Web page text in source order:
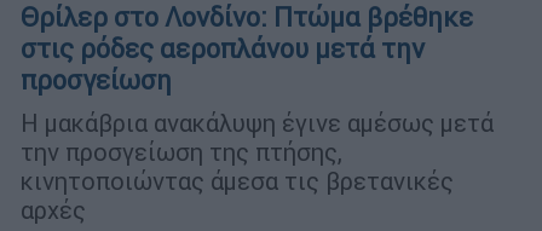
Θρίλερ στο Λονδίνο: Πτώμα βρέθηκε
στις ρόδες αεροπλάνου μετά την
προσγείωση
Η μακάβρια ανακάλυψη έγινε αμέσως μετά
την προσγείωση της πτήσης,
κινητοποιώντας άμεσα τις βρετανικές
αρχές